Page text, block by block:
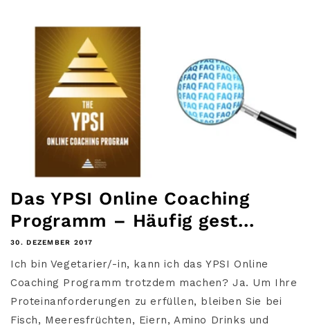
Das YPSI Online Coaching
Programm – Häufig gest...
30. DEZEMBER 2017
Ich bin Vegetarier/-in, kann ich das YPSI Online
Coaching Programm trotzdem machen? Ja. Um Ihre
Proteinanforderungen zu erfüllen, bleiben Sie bei
Fisch, Meeresfrüchten, Eiern, Amino Drinks und